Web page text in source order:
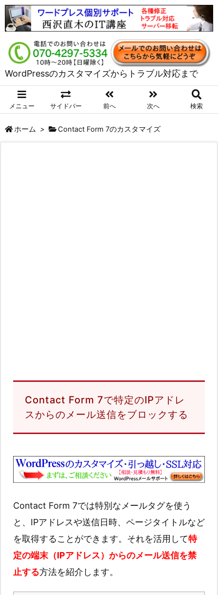
WordPressのカスタマイズからトラブル対応まで
メニュー サイドバー 前へ 次へ 検索
ホーム > Contact Form 7のカスタマイズ
Contact Form 7で特定のIPアドレ
スからのメール送信をブロックする
Contact Form 7では特別なメールタグを使う
と、IPアドレスや送信日時、ページタイトルなど
を取得することができます。それを活用して特
定の端末（IPアドレス）からのメール送信を禁
止する方法を紹介します。